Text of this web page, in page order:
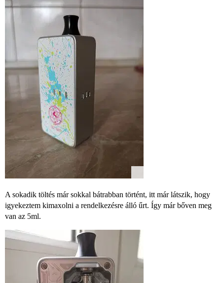
A sokadik töltés már sokkal bátrabban történt, itt már látszik, hogy
igyekeztem kimaxolni a rendelkezésre álló űrt. Így már bőven meg
van az 5ml.